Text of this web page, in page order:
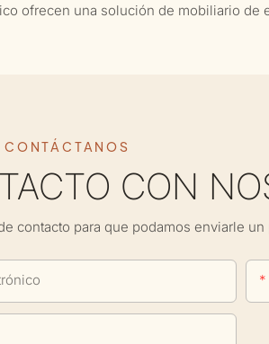
ofrecen una solución de mobiliario de
CONTÁCTANOS
CON
para que podamos enviarle